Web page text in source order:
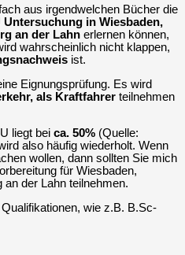
aus irgendwelchen Bücher die
Untersuchung in Wiesbaden,
an der Lahn erlernen können,
wahrscheinlich nicht klappen,
ist.
Eignungsprüfung. Es wird
als Kraftfahrer teilnehmen
liegt bei ca. 50% (Quelle:
also häufig wiederholt. Wenn
wollen, dann sollten Sie mich
für Wiesbaden,
der Lahn teilnehmen.
wie z.B. B.Sc-